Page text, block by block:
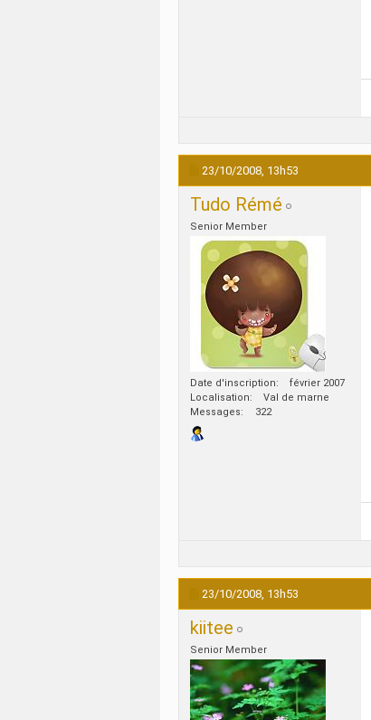
23/10/2008, 13h53
Tudo Rémé
Senior Member
Date d'inscription
février 2007
Localisation
Val de marne
Messages
322
23/10/2008, 13h53
kiitee
Senior Member